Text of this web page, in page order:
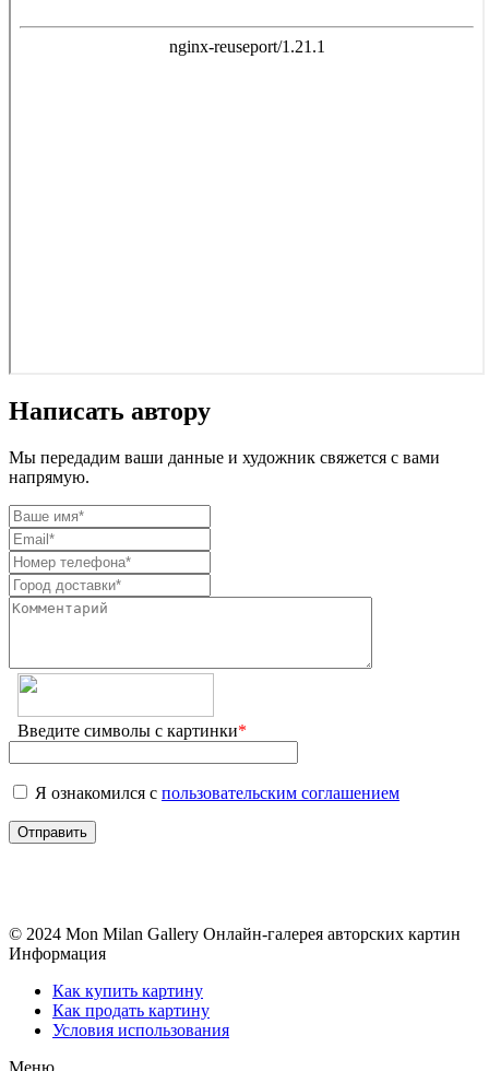
Написать автору
Мы передадим ваши данные и художник свяжется с вами
напрямую.
Введите символы с картинки*
Я ознакомился с пользовательским соглашением
© 2024 Mon Milan Gallery Онлайн-галерея авторских картин
Информация
Как купить картину
Как продать картину
Условия использования
Меню